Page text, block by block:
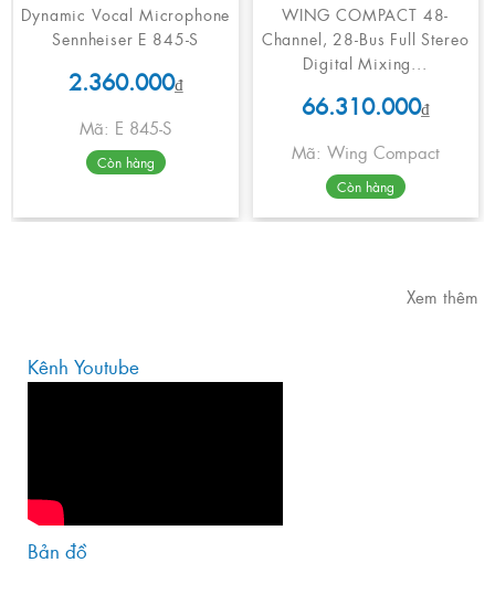
Dynamic Vocal Microphone
Sennheiser E 845-S
2.360.000₫
Mã: E 845-S
Còn hàng
WING COMPACT 48-
Channel, 28-Bus Full Stereo
Digital Mixing...
66.310.000₫
Mã: Wing Compact
Còn hàng
Xem thêm
Kênh Youtube
Bản đồ